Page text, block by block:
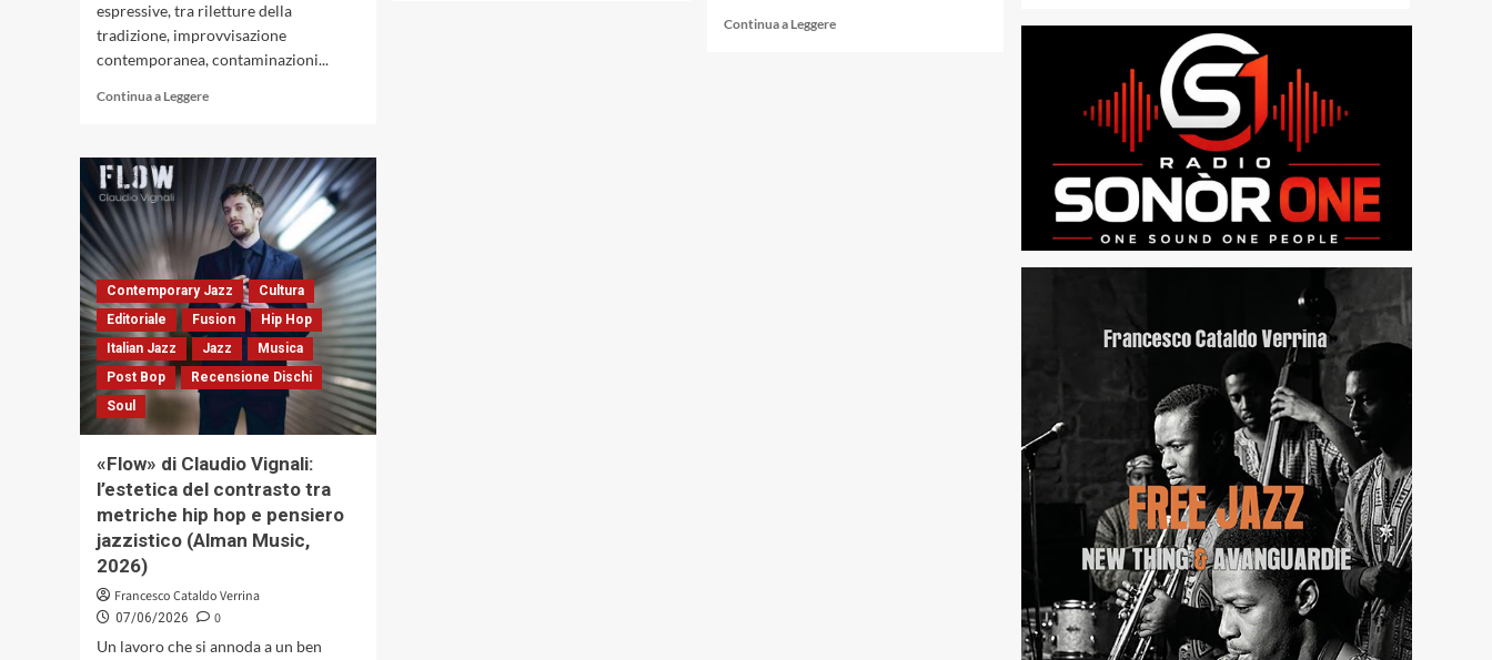
espressive, tra riletture della
tradizione, improvvisazione
contemporanea, contaminazioni...
Continua a LeggereLeggi
su
DECOJazz
Nights,
dal
30
giugno
all’11
luglio,
a
Ponte
San
Giovanni-
Perugia,
e
gastronomia
d’autore
Continua a LeggereLeggi
Contemporary Jazz
Cultura
Editoriale
Fusion
Hip Hop
Italian Jazz
Jazz
Musica
Post Bop
Recensione Dischi
Soul
«Flow» di Claudio Vignali:
l’estetica del contrasto tra
metriche hip hop e pensiero
jazzistico (Alman Music,
2026)
Francesco Cataldo Verrina
07/06/2026
0
Un lavoro che si annoda a un ben